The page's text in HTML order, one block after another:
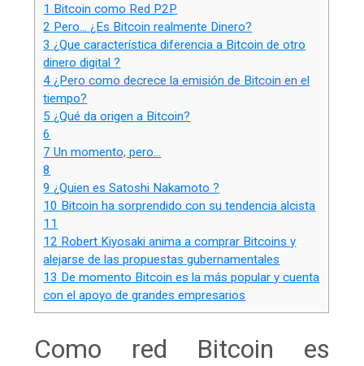
1 Bitcoin como Red P2P
2 Pero… ¿Es Bitcoin realmente Dinero?
3 ¿Que característica diferencia a Bitcoin de otro
dinero digital ?
4 ¿Pero como decrece la emisión de Bitcoin en el
tiempo?
5 ¿Qué da origen a Bitcoin?
6
7 Un momento, pero…
8
9 ¿Quien es Satoshi Nakamoto ?
10 Bitcoin ha sorprendido con su tendencia alcista
11
12 Robert Kiyosaki anima a comprar Bitcoins y
alejarse de las propuestas gubernamentales
13 De momento Bitcoin es la más popular y cuenta
con el apoyo de grandes empresarios
Como red Bitcoin es